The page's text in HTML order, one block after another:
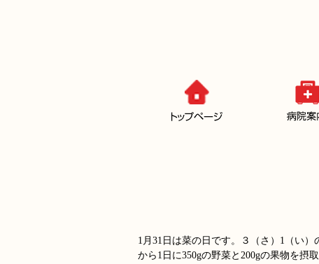
1月31日は菜の日です。３（さ）1（い
から1日に350gの野菜と200gの果物を摂